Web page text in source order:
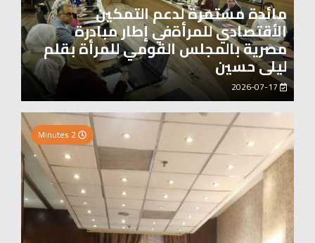
مائدة مستمرة لدعم التمكين
الأقتصادي للمرأةفي إطار مبادرة
مصرية بالمجلس القومي للمرأة بقلم
ليلى حسين
2026-07-17